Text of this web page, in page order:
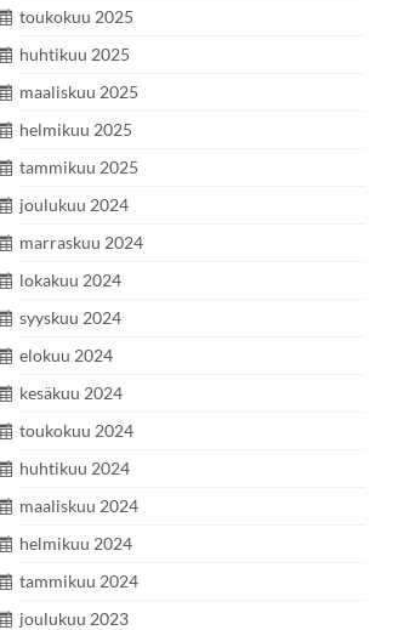
toukokuu 2025
huhtikuu 2025
maaliskuu 2025
helmikuu 2025
tammikuu 2025
joulukuu 2024
marraskuu 2024
lokakuu 2024
syyskuu 2024
elokuu 2024
kesäkuu 2024
toukokuu 2024
huhtikuu 2024
maaliskuu 2024
helmikuu 2024
tammikuu 2024
joulukuu 2023